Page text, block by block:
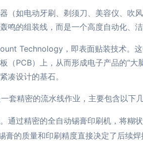
（如电动牙刷、剃须刀、美容仪、吹
鸣的组装线，而是一个高度自动化、洁
Technology，即表面贴装技术。
（PCB）上，从而形成电子产品的“
凑设计的基石。
套精密的流水线作业，主要包含以下
。通过精密的全自动锡膏印刷机，将糊
膏的质量和印刷精度直接决定了后续焊